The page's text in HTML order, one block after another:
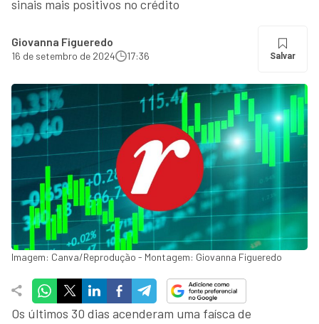
sinais mais positivos no crédito
Giovanna Figueredo
16 de setembro de 2024 17:36 Salvar
Imagem: Canva/Reprodução - Montagem: Giovanna Figueredo
Os últimos 30 dias acenderam uma faísca de